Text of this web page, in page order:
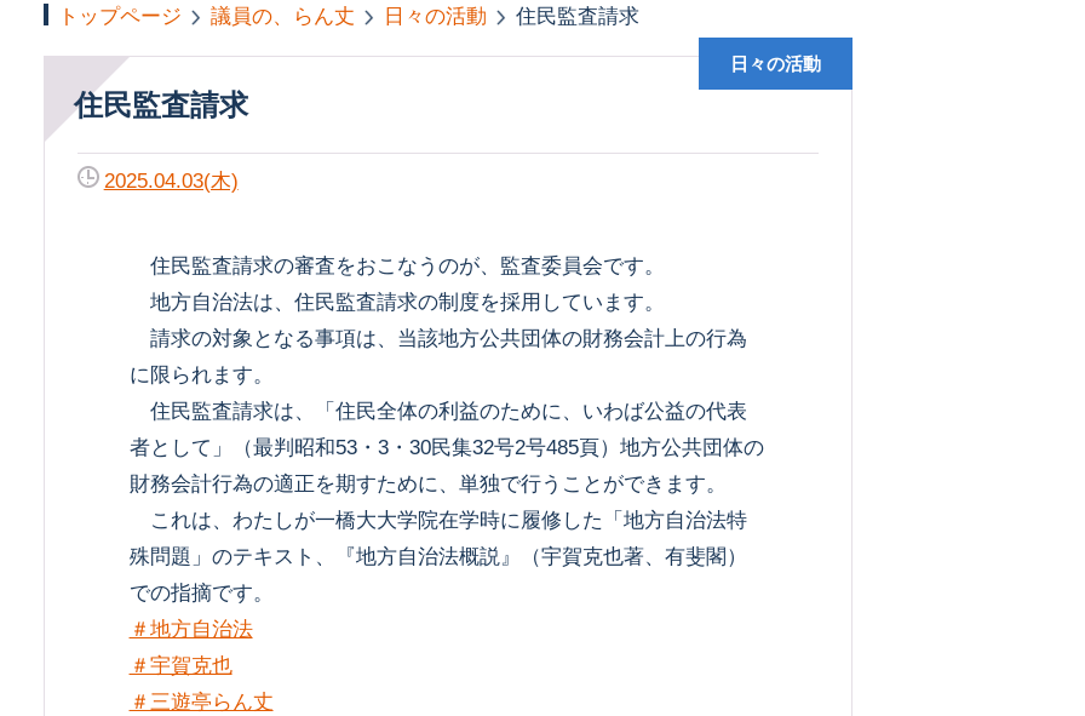
トップページ 議員の、らん丈 日々の活動 住民監査請求
住民監査請求
日々の活動
2025.04.03(木)
住民監査請求の審査をおこなうのが、監査委員会です。
地方自治法は、住民監査請求の制度を採用しています。
請求の対象となる事項は、当該地方公共団体の財務会計上の行為
に限られます。
住民監査請求は、「住民全体の利益のために、いわば公益の代表
者として」（最判昭和53・3・30民集32号2号485頁）地方公共団体の
財務会計行為の適正を期すために、単独で行うことができます。
これは、わたしが一橋大大学院在学時に履修した「地方自治法特
殊問題」のテキスト、『地方自治法概説』（宇賀克也著、有斐閣）
での指摘です。
＃地方自治法
＃宇賀克也
＃三遊亭らん丈